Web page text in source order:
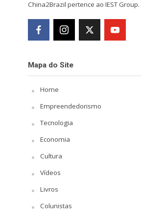
China2Brazil pertence ao IEST Group.
Mapa do Site
Home
Empreendedorismo
Tecnologia
Economia
Cultura
Vídeos
Livros
Colunistas